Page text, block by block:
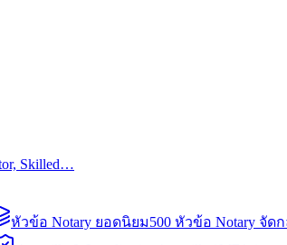
Skilled…
หัวข้อ Notary ยอดนิยม500 หัวข้อ Notary จัด